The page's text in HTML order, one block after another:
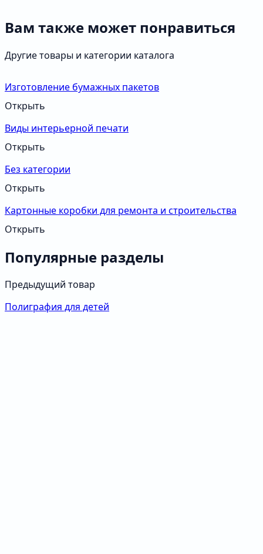
Вам также может понравиться
Другие товары и категории каталога
Изготовление бумажных пакетов
Открыть
Виды интерьерной печати
Открыть
Без категории
Открыть
Картонные коробки для ремонта и строительства
Открыть
Популярные разделы
Предыдущий товар
Полиграфия для детей